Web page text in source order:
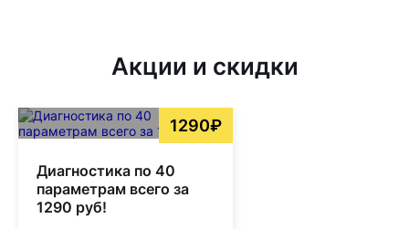
Акции и скидки
1290₽
Диагностика по 40
параметрам всего за
1290 руб!